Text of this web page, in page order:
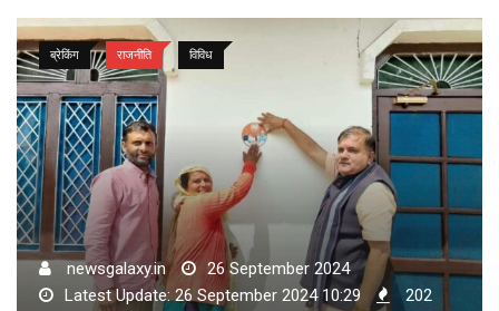
ब्रेकिंग राजनीति विविध
newsgalaxy.in
26 September 2024
Latest Update: 26 September 2024 10:29
202